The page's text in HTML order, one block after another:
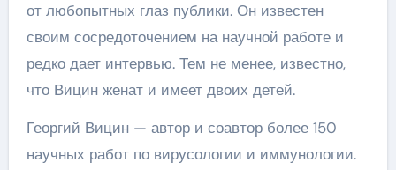
от любопытных глаз публики. Он известен
своим сосредоточением на научной работе и
редко дает интервью. Тем не менее, известно,
что Вицин женат и имеет двоих детей.
Георгий Вицин — автор и соавтор более 150
научных работ по вирусологии и иммунологии.